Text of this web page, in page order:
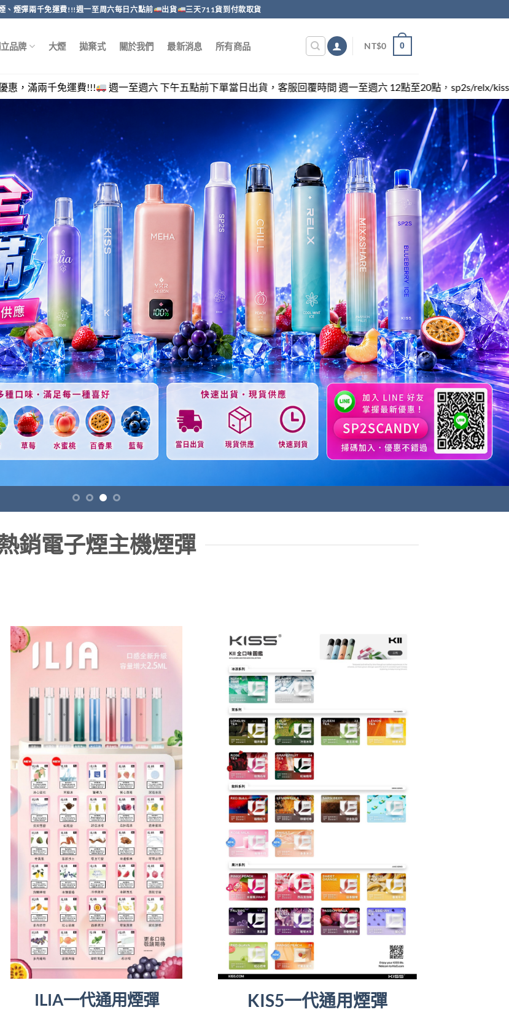
、煙彈兩千免運費!!!週一至周六每日六點前 出貨 三天711貨到付款取貨
品牌 大煙 拋棄式 關於我們 最新消息 所有商品 NT$0 0
週一至週六 下午五點前下單當日出貨，客服回覆時間 週一至週六 12點至20點，sp2s/relx/kiss/ilia/swag各類電子
銷電子煙主機煙彈
ILIA一代通用煙彈 KIS5一代通用煙彈